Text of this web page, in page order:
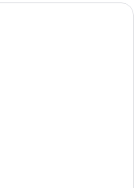
med seng, stol,